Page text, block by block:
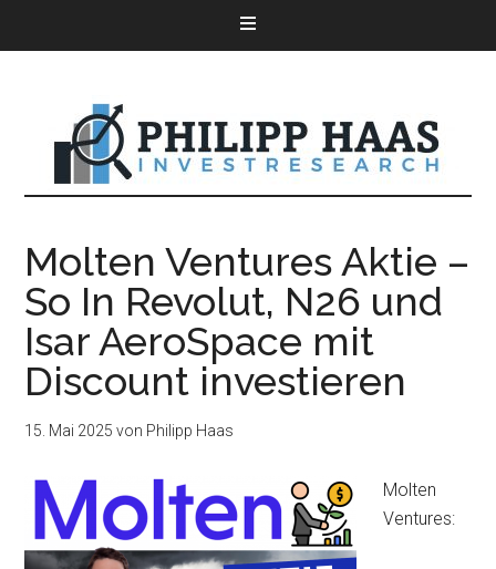
Molten Ventures Aktie –
So In Revolut, N26 und
Isar AeroSpace mit
Discount investieren
15. Mai 2025 von Philipp Haas
Molten
Ventures: